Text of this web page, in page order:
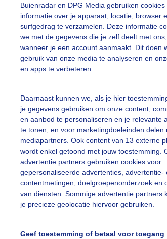
Buienradar en DPG Media gebruiken cookies
informatie over je apparaat, locatie, browser
surfgedrag te verzamelen. Deze informatie
we met de gegevens die je zelf deelt met
wanneer je een account aanmaakt. Dit doen
gebruik van onze media te analyseren en
en apps te verbeteren.
Daarnaast kunnen we, als je hier
je gegevens gebruiken om onze content,
en aanbod te personaliseren en je relevante
te tonen, en voor marketingdoeleinden delen
mediapartners. Ook content van 13 externe
wordt enkel getoond met jouw toestemming.
advertentie partners gebruiken cookies voor
gepersonaliseerde advertenties, advertentie-
contentmetingen, doelgroepenonderzoek en
van diensten. Sommige advertentie partners
je precieze geolocatie hiervoor gebruiken.
Geef toestemming of betaal voor toegang
droog thuisgekomen Donkere wolken
Sandra Romijn Gemaakt: 13-06-2026, 47x